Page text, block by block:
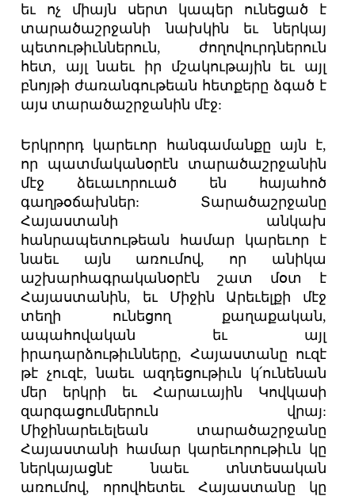
եւ ոչ միայն սերտ կապեր ունեցած է
տարածաշրջանի նախկին եւ ներկայ
պետութիւններուն, ժողովուրդներուն
հետ, այլ նաեւ իր մշակութային եւ այլ
բնոյթի ժառանգութեան հետքերը ձգած է
այս տարածաշրջանին մէջ:
Երկրորդ կարեւոր հանգամանքը այն է,
որ պատմականօրէն տարածաշրջանին
մէջ ձեւաւորուած են հայահոծ
գաղթօճախներ: Տարածաշրջանը
Հայաստանի անկախ
հանրապետութեան համար կարեւոր է
նաեւ այն առումով, որ անիկա
աշխարհագրականօրէն շատ մօտ է
Հայաստանին, եւ Միջին Արեւելքի մէջ
տեղի ունեցող քաղաքական,
ապահովական եւ այլ
իրադարձութիւնները, Հայաստանը ուզէ
թէ չուզէ, նաեւ ազդեցութիւն կ՛ունենան
մեր երկրի եւ Հարաւային Կովկասի
զարգացումներուն վրայ:
Միջինարեւելեան տարածաշրջանը
Հայաստանի համար կարեւորութիւն կը
ներկայացնէ նաեւ տնտեսական
առումով, որովհետեւ Հայաստանը կը